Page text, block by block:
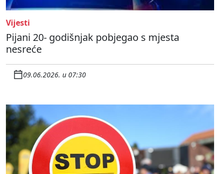
Vijesti
Pijani 20- godišnjak pobjegao s mjesta
nesreće
09.06.2026. u 07:30